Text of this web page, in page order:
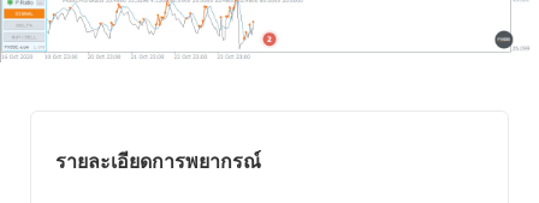
รายละเอียดการพยากรณ์